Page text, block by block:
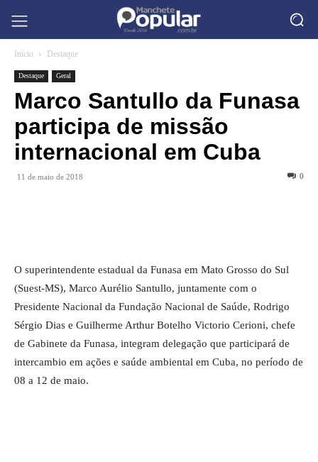
Início Destaque
Destaque Geral
Marco Santullo da Funasa
participa de missão
internacional em Cuba
11 de maio de 2018 0
O superintendente estadual da Funasa em Mato Grosso do Sul
(Suest-MS), Marco Aurélio Santullo, juntamente com o
Presidente Nacional da Fundação Nacional de Saúde, Rodrigo
Sérgio Dias e Guilherme Arthur Botelho Victorio Cerioni, chefe
de Gabinete da Funasa, integram delegação que participará de
intercambio em ações e saúde ambiental em Cuba, no período de
08 a 12 de maio.